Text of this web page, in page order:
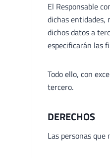
El Responsable
dichas entidades,
dichos datos a
especificarán las
Todo ello, con
tercero.
DERECHOS
Las personas